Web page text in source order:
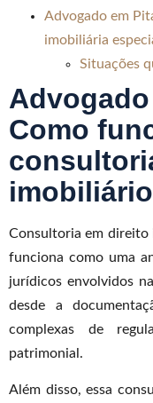
Advogado em
imobiliária
Situações
Como
Consultoria em direito
funciona como uma
jurídicos envolvidos
desde a
complexas de
patrimonial.
Além disso, essa